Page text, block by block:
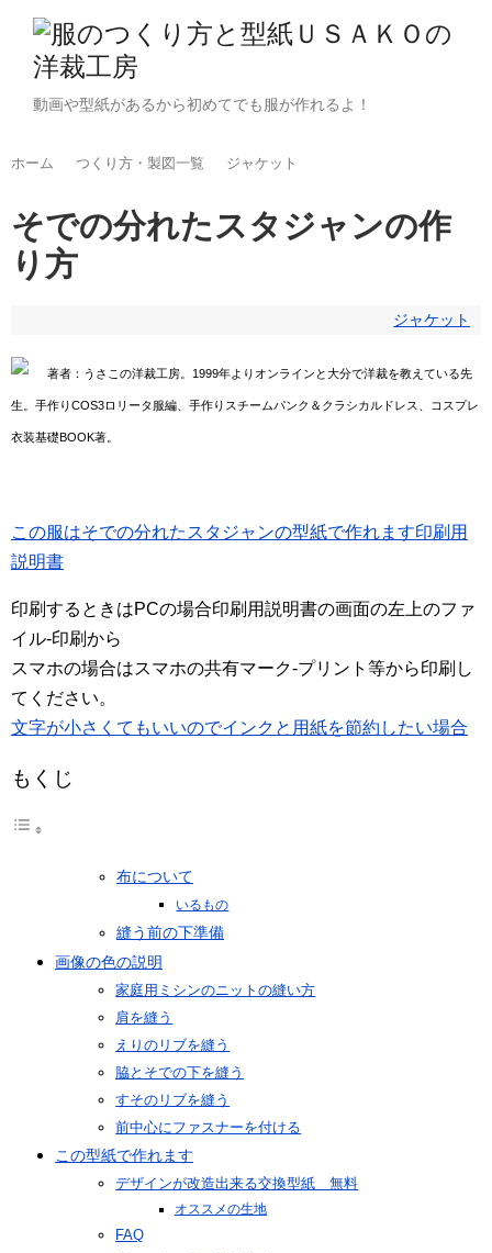
動画や型紙があるから初めてでも服が作れるよ！
ホーム つくり方・製図一覧 ジャケット
そでの分れたスタジャンの作
り方
ジャケット
著者：うさこの洋裁工房。1999年よりオンラインと大分で洋裁を教えている先
生。手作りCOS3ロリータ服編、手作りスチームパンク＆クラシカルドレス、コスプレ
衣装基礎BOOK著。
この服はそでの分れたスタジャンの型紙で作れます印刷用
説明書
印刷するときはPCの場合印刷用説明書の画面の左上のファ
イル-印刷から
スマホの場合はスマホの共有マーク-プリント等から印刷し
てください。
文字が小さくてもいいのでインクと用紙を節約したい場合
もくじ
布について
いるもの
縫う前の下準備
画像の色の説明
家庭用ミシンのニットの縫い方
肩を縫う
えりのリブを縫う
脇とそでの下を縫う
すそのリブを縫う
前中心にファスナーを付ける
この型紙で作れます
デザインが改造出来る交換型紙 無料
オススメの生地
FAQ